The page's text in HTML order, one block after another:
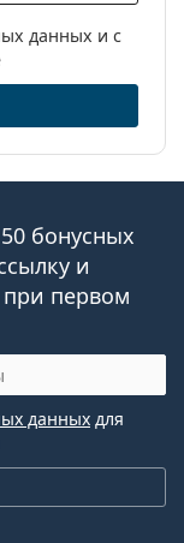
данных и с
бонусных
и
первом
данных для